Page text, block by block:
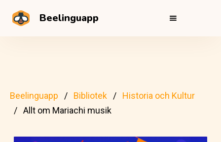
Beelinguapp
Beelinguapp Bibliotek
Historia och Kultur
Allt om Mariachi musik